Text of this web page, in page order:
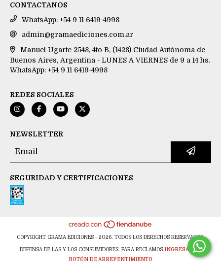
CONTACTANOS
WhatsApp: +54 9 11 6419-4998
admin@gramaediciones.com.ar
Manuel Ugarte 2548, 4to B, (1428) Ciudad Autónoma de
Buenos Aires, Argentina - LUNES A VIERNES de 9 a 14 hs.
WhatsApp: +54 9 11 6419-4998
REDES SOCIALES
NEWSLETTER
SEGURIDAD Y CERTIFICACIONES
COPYRIGHT GRAMA EDICIONES - 2026. TODOS LOS DERECHOS RESERVADOS.
DEFENSA DE LAS Y LOS CONSUMIDORES. PARA RECLAMOS INGRESÁ ACÁ.
BOTÓN DE ARREPENTIMIENTO